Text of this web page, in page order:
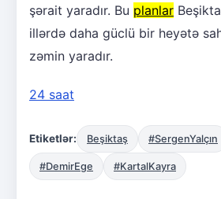
şərait yaradır. Bu planlar
illərdə daha güclü bir heyətə
zəmin yaradır.
24 saat
Etiketlər: Beşiktaş #SergenYalçın
#DemirEge #KartalKayra